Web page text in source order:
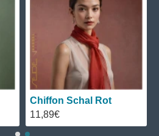
Chiffon Schal Rot
11,89€